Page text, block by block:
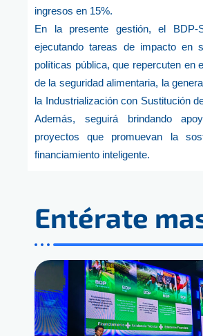
ingresos en 15%.
En la presente gestión, el BDP-
ejecutando tareas de impacto en
políticas pública, que repercuten en
de la seguridad alimentaria, la
la Industrialización con Sustitución
Además, seguirá brindando
proyectos que promuevan la
financiamiento inteligente.
Entérate